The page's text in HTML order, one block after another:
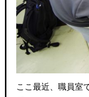
ここ最近、職員室